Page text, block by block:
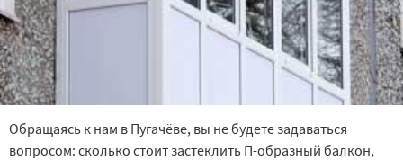
Обращаясь к нам в Пугачёве, вы не будете задаваться
вопросом: сколько стоит застеклить П-образный балкон,